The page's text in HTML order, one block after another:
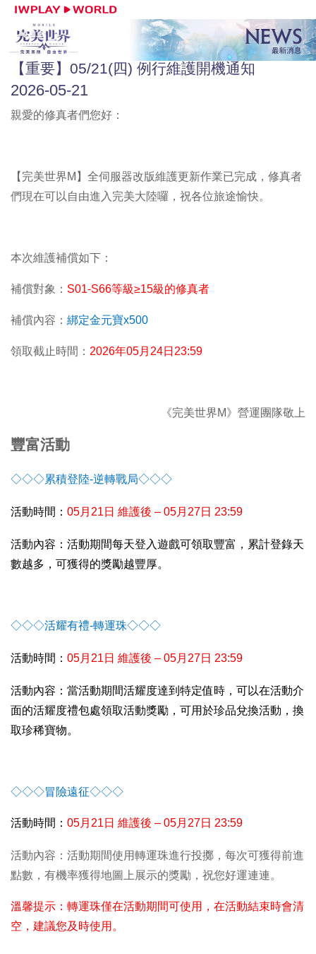
【重要】05/21(四) 例行維護開機通知
2026-05-21
親愛的修真者們您好：
【完美世界M】全伺服器改版維護更新作業已完成，修真者
們現在可以自由進入完美大陸囉，祝各位旅途愉快。
本次維護補償如下：
補償對象： S01-S66等級≥15級的修真者
補償內容： 綁定金元寶x500
領取截止時間： 2026年05月24日23:59
《完美世界M》營運團隊敬上
豐富活動
◇◇◇累積登陸-逆轉戰局◇◇◇
活動時間： 05月21日 維護後 – 05月27日 23:59
活動內容：活動期間每天登入遊戲可領取豐富，累計登錄天
數越多，可獲得的獎勵越豐厚。
◇◇◇活耀有禮-轉運珠◇◇◇
活動時間： 05月21日 維護後 – 05月27日 23:59
活動內容：當活動期間活耀度達到特定值時，可以在活動介
面的活耀度禮包處領取活動獎勵，可用於珍品兌換活動，換
取珍稀寶物。
◇◇◇冒險遠征◇◇◇
活動時間： 05月21日 維護後 – 05月27日 23:59
活動內容：活動期間使用轉運珠進行投擲，每次可獲得前進
點數，有機率獲得地圖上展示的獎勵，祝您好運連連。
溫馨提示：轉運珠僅在活動期間可使用，在活動結束時會清
空，建議您及時使用。